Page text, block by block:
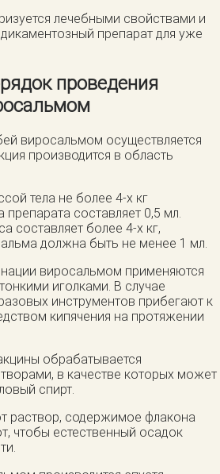
лечебными свойствами и
препарат для уже
проведения
виросальмом осуществляется
производится в область
тела не более 4-х кг
препарата составляет 0,5 мл.
составляет более 4-х кг,
должна быть не менее 1 мл.
виросальмом применяются
иголками. В случае
инструментов прибегают к
кипячения на протяжении
обрабатывается
в качестве которых может
спирт.
раствор, содержимое флакона
чтобы естественный осадок